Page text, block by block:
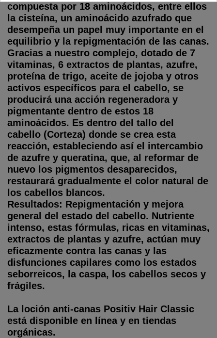
compuesta por 18 aminoácidos, entre ellos
la cisteína, un aminoácido azufrado que
desempeña un papel muy importante en el
equilibrio y la repigmentación de las canas.
Gracias a nuestro complejo, dotado de 7
vitaminas, 6 extractos de plantas, azufre,
proteína de trigo, aceite de jojoba y otros
activos específicos para el cabello, se
producirá una acción regeneradora y
pigmentante dentro de estos 18
aminoácidos. Es dentro del tallo del
cabello (Corteza) donde se crea esta
reacción, estableciendo así el intercambio
de azufre y queratina, que, al reformar de
nuevo los pigmentos desaparecidos,
restaurará gradualmente el color natural de
los cabellos blancos.
Resultados: Repigmentación y mejora
general del estado del cabello. Nutriente
intenso, estas fórmulas, ricas en vitaminas,
extractos de plantas y azufre, actúan muy
eficazmente contra las canas y las
disfunciones capilares como los estados
seborreicos, la caspa, los cabellos secos y
frágiles.
La loción anti-canas Positiv Hair Classic
está disponible en línea y en tiendas
orgánicas.